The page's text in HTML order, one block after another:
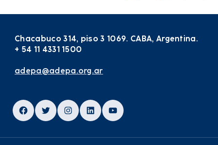
Chacabuco 314, piso 3 1069. CABA, Argentina.
+ 54 11 4331 1500
adepa@adepa.org.ar
Facebook
TwitterInstagram
LinkedInYouTube